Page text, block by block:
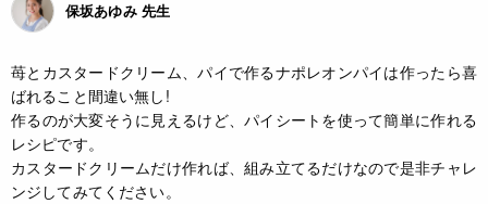
保坂あゆみ 先生
苺とカスタードクリーム、パイで作るナポレオンパイは作ったら喜
ばれること間違い無し!
作るのが大変そうに見えるけど、パイシートを使って簡単に作れる
レシピです。
カスタードクリームだけ作れば、組み立てるだけなので是非チャレ
ンジしてみてください。